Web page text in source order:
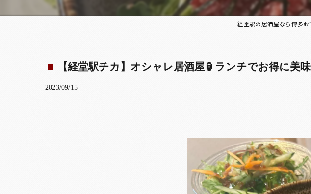
経堂駅の居酒屋なら博多
【経堂駅チカ】オシャレ居酒屋🏮ランチでお得に美
2023/09/15